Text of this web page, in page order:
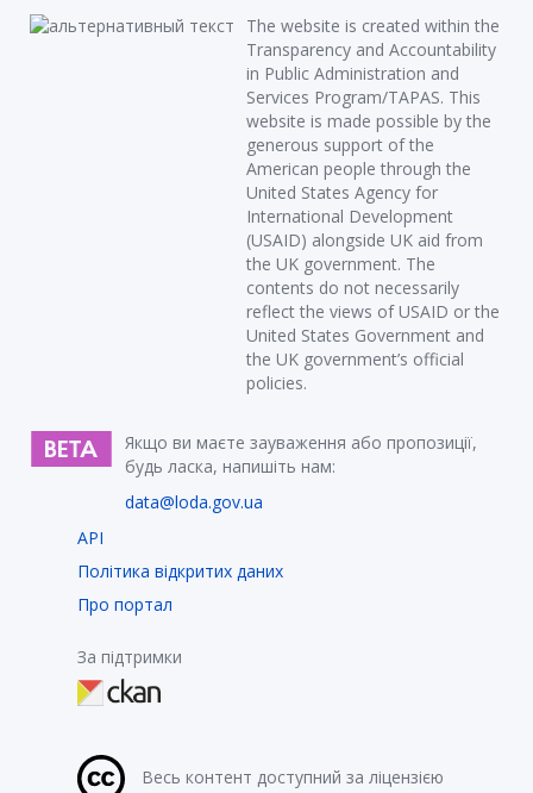
The website is created within the
Transparency and Accountability
in Public Administration and
Services Program/TAPAS. This
website is made possible by the
generous support of the
American people through the
United States Agency for
International Development
(USAID) alongside UK aid from
the UK government. The
contents do not necessarily
reflect the views of USAID or the
United States Government and
the UK government’s official
policies.
Якщо ви маєте зауваження або пропозиції,
будь ласка, напишіть нам:
data@loda.gov.ua
API
Політика відкритих даних
Про портал
За підтримки
Весь контент доступний за ліцензією